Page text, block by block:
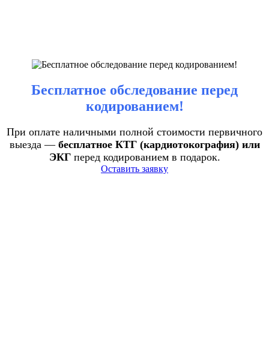
Бесплатное обследование перед
кодированием!
При оплате наличными полной стоимости первичного
выезда — бесплатное КТГ (кардиотокография) или
ЭКГперед кодированием в подарок.
Оставить заявку